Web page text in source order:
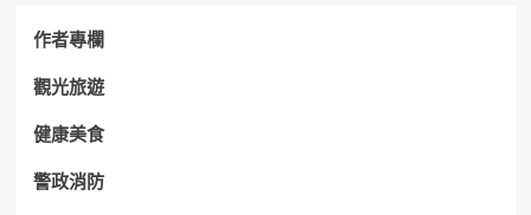
作者專欄
觀光旅遊
健康美食
警政消防